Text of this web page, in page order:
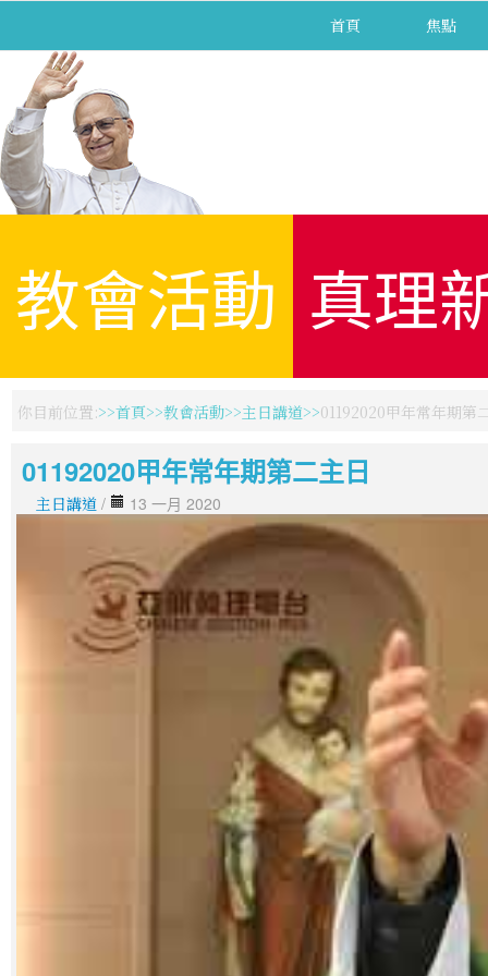
首頁 焦點
教會活動 真理
你目前位置: 首頁 教會活動 主日講道 01192020甲年常年期第
01192020甲年常年期第二主日
主日講道 / 13 一月 2020